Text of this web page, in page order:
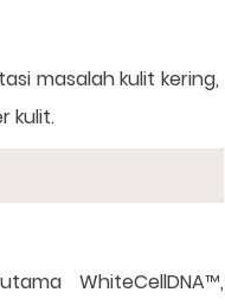
masalah kulit kering,
kulit.
WhiteCellDNA™,